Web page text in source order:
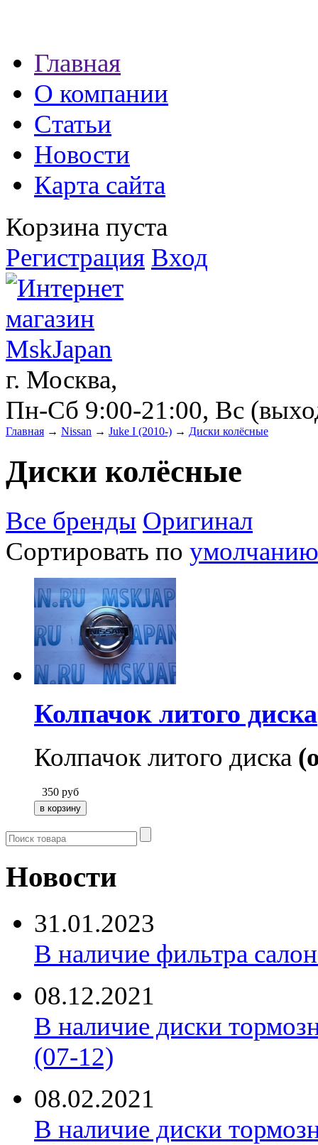
экспресс займы
Главная
О компании
Статьи
Новости
Карта сайта
Корзина пуста
Регистрация Вход
г. Москва,
Пн-Сб 9:00-21:00, Вс
Главная → Nissan → Juke I (2010-) → Диски колёсные
Диски колёсные
Все бренды Оригинал
Сортировать по умолчанию
Колпачок литого диска
Колпачок литого диска
350 руб
Новости
31.01.2023
В наличие фильтра
08.12.2021
В наличие диски
(07-12)
08.02.2021
В наличие диски